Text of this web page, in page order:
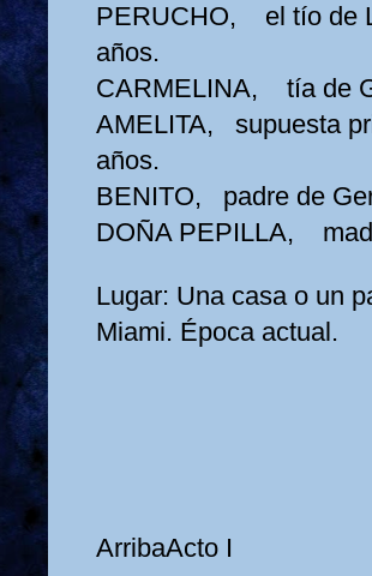
PERUCHO, el tío de
años.
CARMELINA, tía de
AMELITA, supuesta
años.
BENITO, padre de
DOÑA PEPILLA,
Lugar: Una casa o un
Miami. Época actual.
ArribaActo I